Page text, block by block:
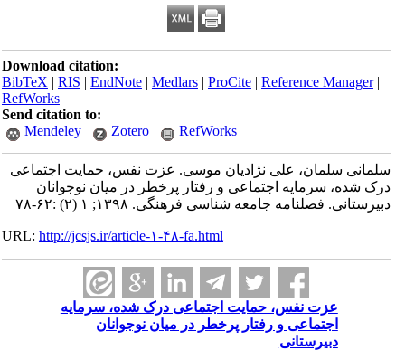
Download citation:
BibTeX|RIS|EndNote|Medlars|ProCite|Reference Manager
RefWorks
Send citation to:
Mendeley
Zotero RefWorks
سلمانی سلمان، علی نژادیان موسی. عزت نفس، حمایت اجتماعی
درک شده، سرمایه اجتماعی و رفتار پرخطر در میان نوجوانان
دبیرستانی. فصلنامه جامعه شناسی فرهنگی. ۱۳۹۸; ۱ (۲) :۶۲-۷۸
URL:http://jcsjs.ir/article-۱-۴۸-fa.html
عزت نفس، حمایت اجتماعی درک شده، سرمایه
اجتماعی و رفتار پرخطر در میان نوجوانان
دبیرستانی